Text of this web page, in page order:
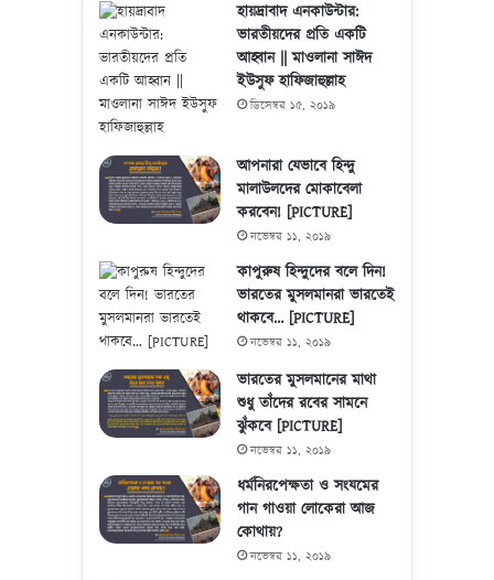
হায়দ্রাবাদ এনকাউন্টার:
ভারতীয়দের প্রতি একটি
আহ্বান || মাওলানা সাঈদ
ইউসুফ হাফিজাহুল্লাহ
ডিসেম্বর ১৫, ২০১৯
আপনারা যেভাবে হিন্দু
মালাউলদের মোকাবেলা
করবেন! [PICTURE]
নভেম্বর ১১, ২০১৯
কাপুরুষ হিন্দুদের বলে দিন!
ভারতের মুসলমানরা ভারতেই
থাকবে… [PICTURE]
নভেম্বর ১১, ২০১৯
ভারতের মুসলমানের মাথা
শুধু তাঁদের রবের সামনে
ঝুঁকবে [PICTURE]
নভেম্বর ১১, ২০১৯
ধর্মনিরপেক্ষতা ও সংযমের
গান গাওয়া লোকেরা আজ
কোথায়?
নভেম্বর ১১, ২০১৯